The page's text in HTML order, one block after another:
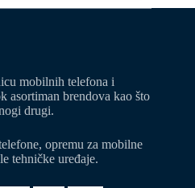
mobilnih telefona i
asortiman brendova kao što
drugi.
opremu za mobilne
tehničke uređaje.